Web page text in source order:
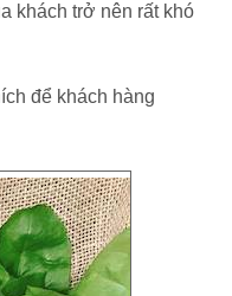
khách trở nên rất khó
để khách hàng